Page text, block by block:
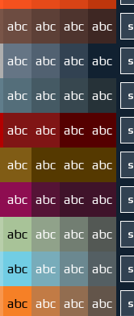
abc abc abc abc
abc abc abc abc
abc abc abc abc
abc abc abc abc
abc abc abc abc
abc abc abc abc
abc abc abc abc
abc abc abc abc
abc abc abc abc